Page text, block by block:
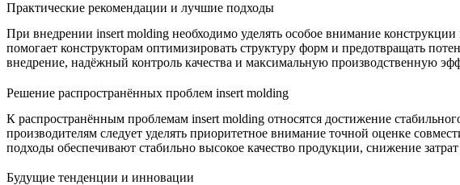
Практические рекомендации и лучшие подходы
При внедрении insert molding необходимо уделять особое внимание
помогает конструкторам оптимизировать структуру форм и предотвращать
внедрение, надёжный контроль качества и максимальную производственную
Решение распространённых проблем insert molding
К распространённым проблемам insert molding относятся достижение
производителям следует уделять приоритетное внимание точной оценке
подходы обеспечивают стабильно высокое качество продукции, снижение
Будущие тенденции и инновации